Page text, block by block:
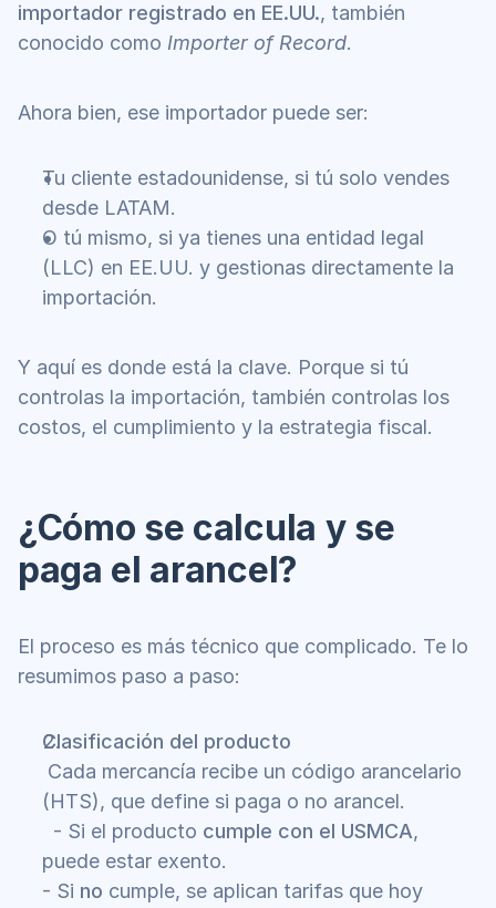
importador registrado en EE.UU., también
conocido como Importer of Record.
Ahora bien, ese importador puede ser:
Tu cliente estadounidense, si tú solo vendes
desde LATAM.
O tú mismo, si ya tienes una entidad legal
(LLC) en EE.UU. y gestionas directamente la
importación.
Y aquí es donde está la clave. Porque si tú
controlas la importación, también controlas los
costos, el cumplimiento y la estrategia fiscal.
¿Cómo se calcula y se
paga el arancel?
El proceso es más técnico que complicado. Te lo
resumimos paso a paso:
Clasificación del producto
(HTS), que define si paga o no arancel.
- Si el producto cumple con el USMCA,
puede estar exento.
- Si no cumple, se aplican tarifas que hoy